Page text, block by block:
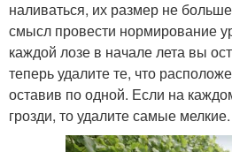
наливаться, их размер не
смысл провести нормирование
каждой лозе в начале лета вы
теперь удалите те, что
оставив по одной. Если на
грозди, то удалите самые мелкие.